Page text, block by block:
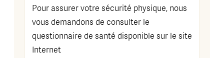
Pour assurer votre sécurité physique, nous
vous demandons de consulter le
questionnaire de santé disponible sur le site
Internet